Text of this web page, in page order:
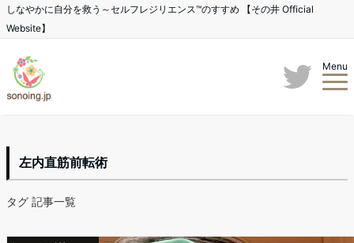
しなやかに自分を救う～セルフレジリエンス™のすすめ 【その井 Official
Website】
Menu
左内直筋前転術
タグ 記事一覧